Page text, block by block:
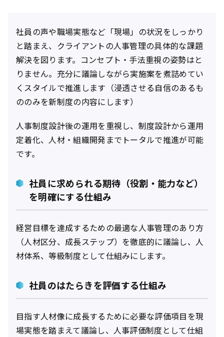
社員の声や職場実態など「現場」の状況をしっかり
と踏まえ、クライアントの人事管理の具体的な課題
解決を図ります。コンセプト・手法重視の姿勢はと
りません。充分に議論しながら実施案を煮詰めてい
くスタイルで推進します（浸透させる自信のあるも
ののみを新制度の内容にします）
人事制度設計後の運用を重視し、制度設計から運用
定着化、人材・組織開発までトータルで推進が可能
です。
社員に求められる期待（役割・能力など）
を明確にする仕組み
経営目標を達成するための最適な人事管理のあり方
（人材区分、成長ステップ）を徹底的に議論し、人
材体系、等級制度として仕組みにします。
社員のはたらきを評価する仕組み
目指す人材像に成長するために必要な評価項目を現
場実態を踏まえて議論し、人事評価制度として仕組